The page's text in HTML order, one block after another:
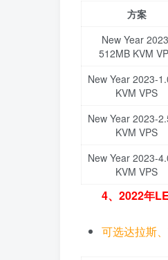
方案
New Year
512MB KVM
New Year 2023-
KVM VPS
New Year 2023-
KVM VPS
New Year 2023-
KVM VPS
4、2022年
可选达拉斯